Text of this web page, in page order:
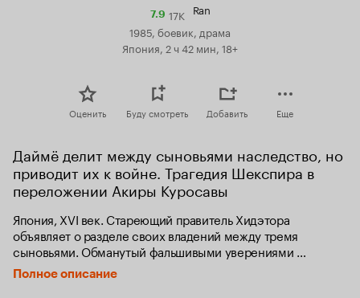
7.9Рейтинг
Кинопоиска
17K Ran
1985, боевик, драма
Япония, 2 ч 42 мин, 18+
Оценить Буду смотреть Добавить Еще
Даймё делит между сыновьями наследство, но
приводит их к войне. Трагедия Шекспира в
переложении Акиры Куросавы
Япония, XVI век. Стареющий правитель Хидэтора
объявляет о разделе своих владений между тремя
сыновьями. Обманутый фальшивыми уверениями
в верности двух старших сыновей Хидэтора прогоняет
младшего, осмелившегося утверждать, что решение отца
Полное описание